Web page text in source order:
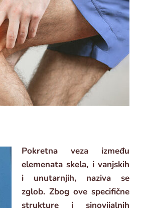
Pokretna veza između
elemenata skela, i vanjskih
i unutarnjih, naziva se
zglob. Zbog ove specifične
strukture i sinovijalnih